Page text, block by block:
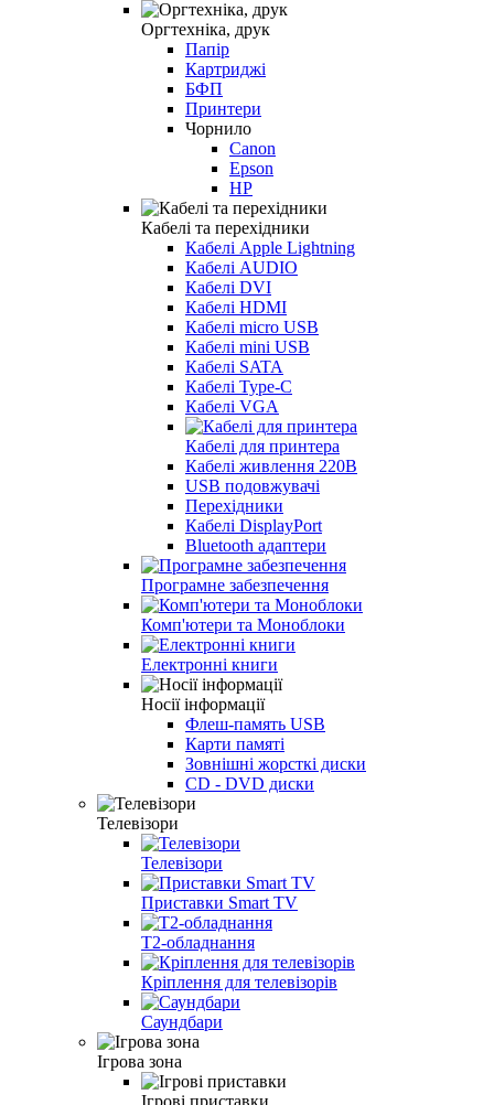
Оргтехніка, друк
Папір
Картриджі
БФП
Принтери
Чорнило
Canon
Epson
HP
Кабелі та перехідники
Кабелі Apple Lightning
Кабелі AUDIO
Кабелі DVI
Кабелі HDMI
Кабелі micro USB
Кабелі mini USB
Кабелі SATA
Кабелі Type-C
Кабелі VGA
Кабелі для принтера
Кабелі живлення 220В
USB подовжувачі
Перехідники
Кабелі DisplayPort
Bluetooth адаптери
Програмне забезпечення
Комп'ютери та Моноблоки
Електронні книги
Носії інформації
Флеш-память USB
Карти памяті
Зовнішні жорсткі диски
CD - DVD диски
Телевізори
Телевізори
Приставки Smart TV
T2-обладнання
Кріплення для телевізорів
Саундбари
Ігрова зона
Ігрові приставки